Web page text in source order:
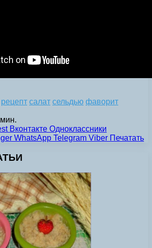
рецепт салат сельдью фаворит
Вконтакте Одноклассники
WhatsApp Telegram Viber Печатать